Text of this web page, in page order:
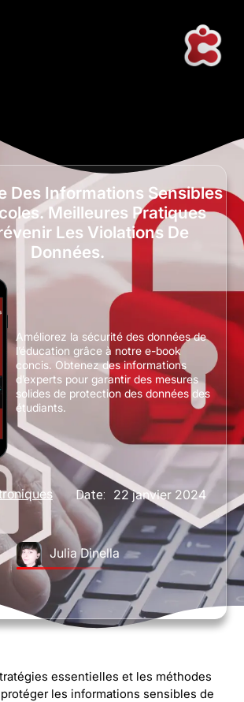
Des Informations Sensibles
Meilleures Pratiques
Les Violations De
Données.
Date: 22 janvier 2024
Julia Dinella
Améliorez la sécurité des données de
l’éducation grâce à notre e-book
concis. Obtenez des informations
d’experts pour garantir des mesures
solides de protection des données des
étudiants.
essentielles et les méthodes
les informations sensibles de